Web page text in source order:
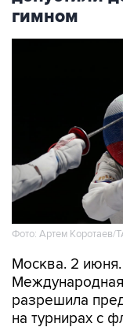
гимном
Фото: Артем Коротаев/
Москва. 2 июня.
разрешила
на турнирах с